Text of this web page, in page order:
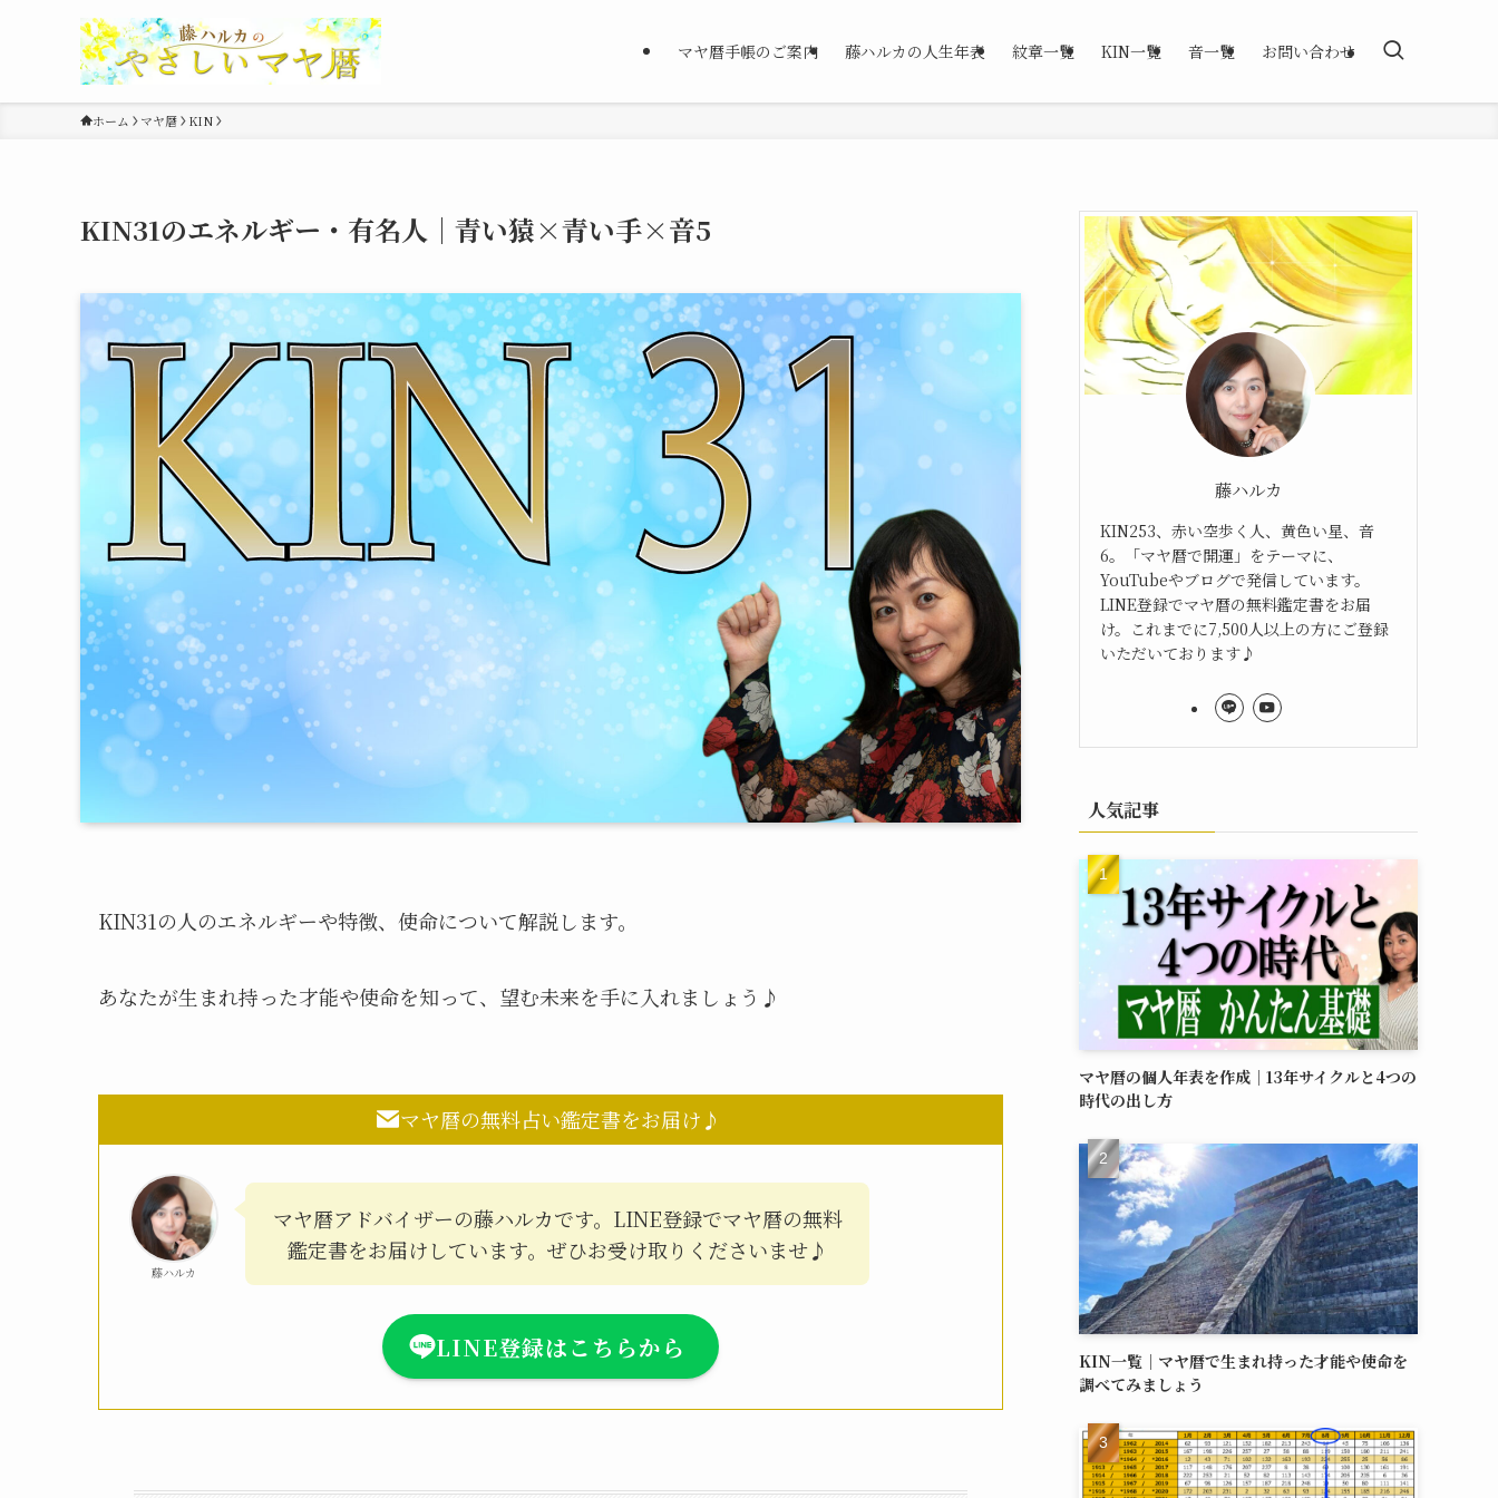
マヤ暦手帳のご案内 藤ハルカの人生年表 紋章一覧 KIN一覧 音一覧 お問い合わせ
ホーム マヤ暦 KIN
KIN31のエネルギー・有名人｜青い猿×青い手×音5
KIN31の人のエネルギーや特徴、使命について解説します。
あなたが生まれ持った才能や使命を知って、望む未来を手に入れましょう♪
マヤ暦の無料占い鑑定書をお届け♪
藤ハルカ
マヤ暦アドバイザーの藤ハルカです。LINE登録でマヤ暦の無料
鑑定書をお届けしています。ぜひお受け取りくださいませ♪
LINE登録はこちらから
藤ハルカ
KIN253、赤い空歩く人、黄色い星、音
6。「マヤ暦で開運」をテーマに、
YouTubeやブログで発信しています。
LINE登録でマヤ暦の無料鑑定書をお届
け。これまでに7,500人以上の方にご登録
いただいております♪
人気記事
マヤ暦の個人年表を作成｜13年サイクルと4つの
時代の出し方
KIN一覧｜マヤ暦で生まれ持った才能や使命を
調べてみましょう